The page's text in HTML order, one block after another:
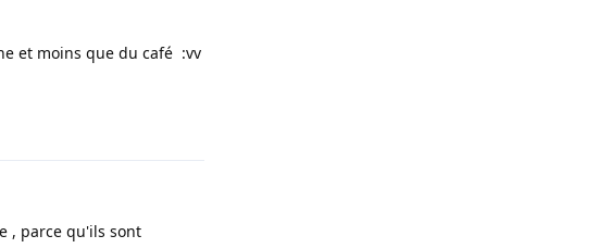
et moins que du café :vv
, parce qu'ils sont